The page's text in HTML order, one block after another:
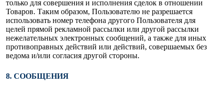
только для совершения и исполнения сделок в отношении
Товаров. Таким образом, Пользователю не разрешается
использовать номер телефона другого Пользователя для
целей прямой рекламной рассылки или другой рассылки
нежелательных электронных сообщений, а также для иных
противоправных действий или действий, совершаемых без
ведома и/или согласия другой стороны.
8. СООБЩЕНИЯ